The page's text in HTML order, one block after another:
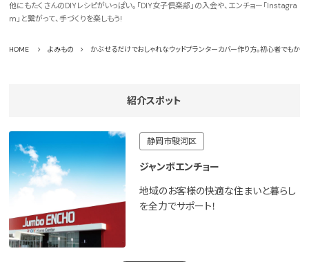
他にもたくさんのDIYレシピがいっぱい。「DIY女子倶楽部」の入会や、エンチョー「Instagra
m」と繋がって、手づくりを楽しもう!
HOME よみもの かぶせるだけでおしゃれなウッドプランターカバー作り方。初心者でもかん
紹介スポット
静岡市駿河区
ジャンボエンチョー
地域のお客様の快適な住まいと暮らし
を全力でサポート！